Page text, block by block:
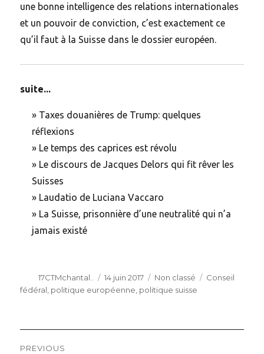
une bonne intelligence des relations internationales
et un pouvoir de conviction, c’est exactement ce
qu’il faut à la Suisse dans le dossier européen.
suite...
» Taxes douanières de Trump: quelques
réflexions
» Le temps des caprices est révolu
» Le discours de Jacques Delors qui fit rêver les
Suisses
» Laudatio de Luciana Vaccaro
» La Suisse, prisonnière d’une neutralité qui n’a
jamais existé
Author
17CTMchantal..
Posted
on
14 juin 2017 Categories
Non classé Tags
Conseil
fédéral politique européenne politique suisse
Navigation
PREVIOUS